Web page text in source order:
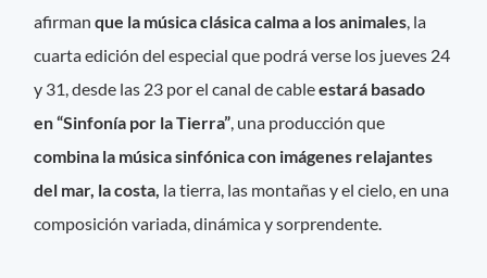
afirmanque la música clásica calma a los animales, la
cuarta edición del especial que podrá verse los jueves 24
y 31, desde las 23 por el canal de cableestará basado
en “Sinfonía por la Tierra”, una producción que
combina la música sinfónica con imágenes relajantes
del mar, la costa, la tierra, las montañas y el cielo, en una
composición variada, dinámica y sorprendente.